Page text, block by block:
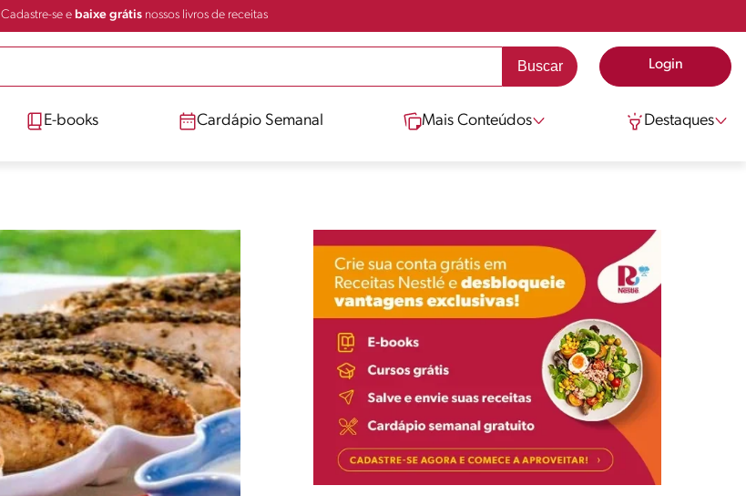
Cadastre-se e baixe grátisnossos livros de receitas
Login
E-books Cardápio Semanal Mais Conteúdos Destaques